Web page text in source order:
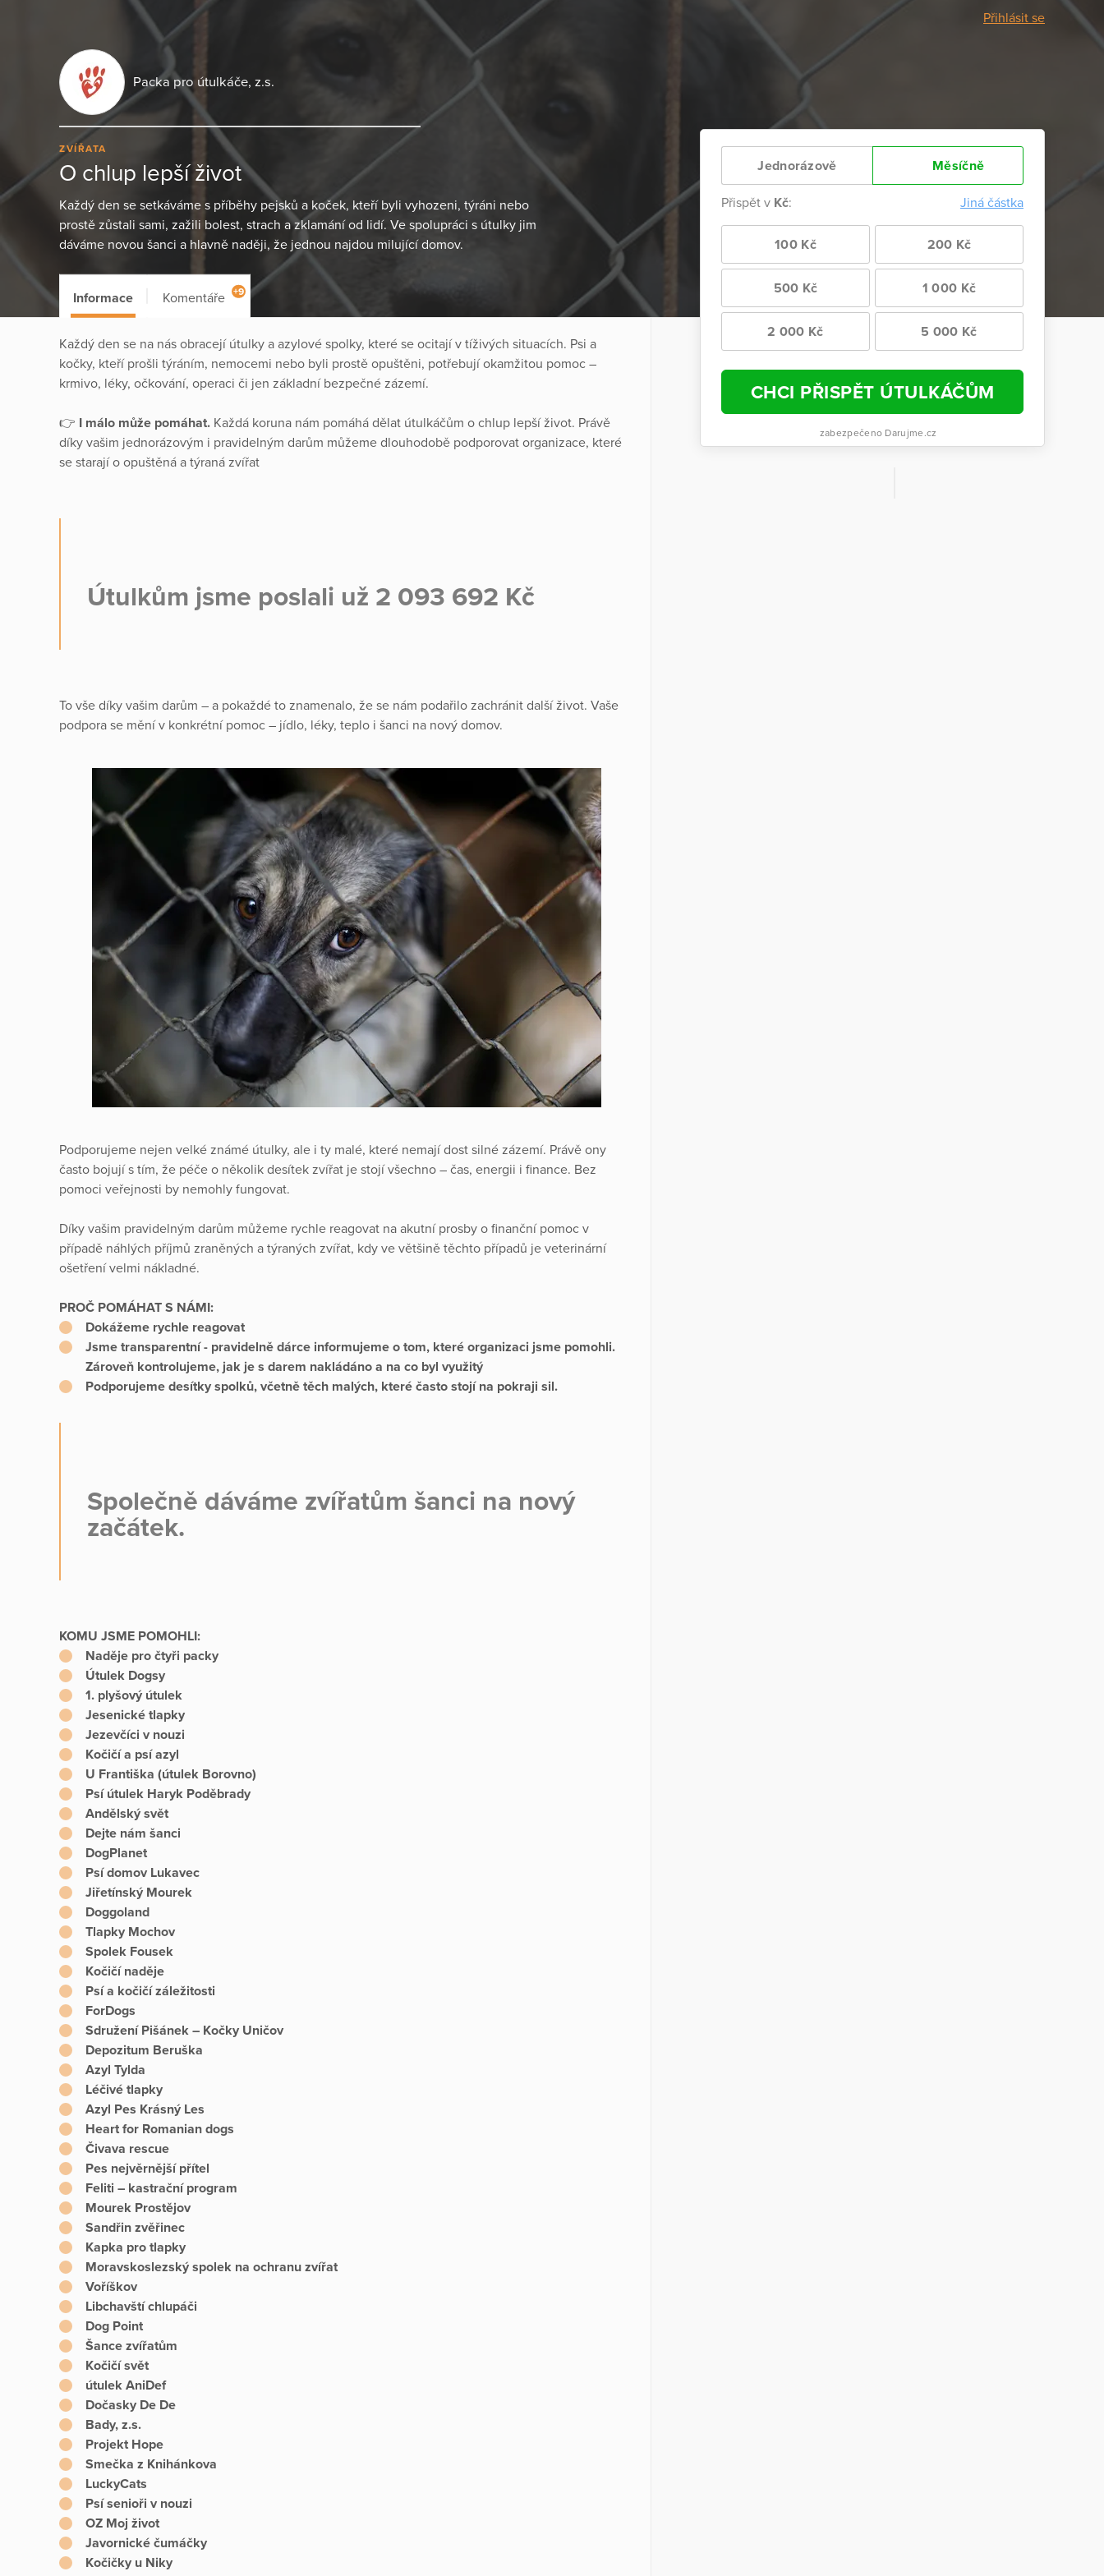
Přihlásit se
Packa pro útulkáče, z.s.
ZVÍŘATA
O chlup lepší život
Každý den se setkáváme s příběhy pejsků a koček, kteří byli vyhozeni, týráni nebo
prostě zůstali sami, zažili bolest, strach a zklamání od lidí. Ve spolupráci s útulky jim
dáváme novou šanci a hlavně naději, že jednou najdou milující domov.
Jednorázově Měsíčně
Přispět v Kč: Jiná částka
100 Kč 200 Kč
500 Kč 1 000 Kč
2 000 Kč 5 000 Kč
CHCI PŘISPĚT ÚTULKÁČŮM
zabezpečeno Darujme.cz
Informace Komentáře +9
Každý den se na nás obracejí útulky a azylové spolky, které se ocitají v tíživých situacích. Psi a
kočky, kteří prošli týráním, nemocemi nebo byli prostě opuštěni, potřebují okamžitou pomoc –
krmivo, léky, očkování, operaci či jen základní bezpečné zázemí.
👉 I málo může pomáhat. Každá koruna nám pomáhá dělat útulkáčům o chlup lepší život. Právě
díky vašim jednorázovým i pravidelným darům můžeme dlouhodobě podporovat organizace, které
se starají o opuštěná a týraná zvířat
Útulkům jsme poslali už 2 093 692 Kč
To vše díky vašim darům – a pokaždé to znamenalo, že se nám podařilo zachránit další život. Vaše
podpora se mění v konkrétní pomoc – jídlo, léky, teplo i šanci na nový domov.
Podporujeme nejen velké známé útulky, ale i ty malé, které nemají dost silné zázemí. Právě ony
často bojují s tím, že péče o několik desítek zvířat je stojí všechno – čas, energii i finance. Bez
pomoci veřejnosti by nemohly fungovat.
Díky vašim pravidelným darům můžeme rychle reagovat na akutní prosby o finanční pomoc v
případě náhlých příjmů zraněných a týraných zvířat, kdy ve většině těchto případů je veterinární
ošetření velmi nákladné.
PROČ POMÁHAT S NÁMI:
Dokážeme rychle reagovat
Jsme transparentní - pravidelně dárce informujeme o tom, které organizaci jsme pomohli.
Zároveň kontrolujeme, jak je s darem nakládáno a na co byl využitý
Podporujeme desítky spolků, včetně těch malých, které často stojí na pokraji sil.
Společně dáváme zvířatům šanci na nový
začátek.
KOMU JSME POMOHLI:
Naděje pro čtyři packy
Útulek Dogsy
1. plyšový útulek
Jesenické tlapky
Jezevčíci v nouzi
Kočičí a psí azyl
U Františka (útulek Borovno)
Psí útulek Haryk Poděbrady
Andělský svět
Dejte nám šanci
DogPlanet
Psí domov Lukavec
Jiřetínský Mourek
Doggoland
Tlapky Mochov
Spolek Fousek
Kočičí naděje
Psí a kočičí záležitosti
ForDogs
Sdružení Pišánek – Kočky Uničov
Depozitum Beruška
Azyl Tylda
Léčivé tlapky
Azyl Pes Krásný Les
Heart for Romanian dogs
Čivava rescue
Pes nejvěrnější přítel
Feliti – kastrační program
Mourek Prostějov
Sandřin zvěřinec
Kapka pro tlapky
Moravskoslezský spolek na ochranu zvířat
Voříškov
Libchavští chlupáči
Dog Point
Šance zvířatům
Kočičí svět
útulek AniDef
Dočasky De De
Bady, z.s.
Projekt Hope
Smečka z Knihánkova
LuckyCats
Psí senioři v nouzi
OZ Moj život
Javornické čumáčky
Kočičky u Niky